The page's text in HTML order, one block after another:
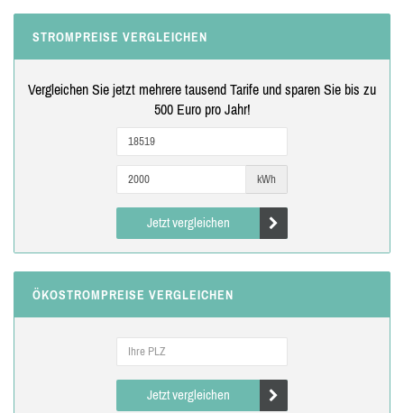
STROMPREISE VERGLEICHEN
Vergleichen Sie jetzt mehrere tausend Tarife und sparen Sie bis zu
500 Euro pro Jahr!
kWh
Jetzt vergleichen
ÖKOSTROMPREISE VERGLEICHEN
Jetzt vergleichen